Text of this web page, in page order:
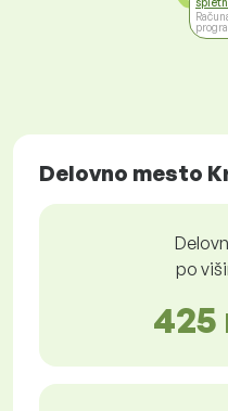
Delovno mesto
po
425